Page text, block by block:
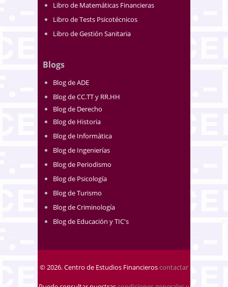
Libro de Matemáticas Financieras
Libro de Tests Psicotécnicos
Libro de Gestión Sanitaria
Blogs
Blog de ADE
Blog de CC.TT y RR.HH
Blog de Derecho
Blog de Historia
Blog de Informática
Blog de Ingenierías
Blog de Periodismo
Blog de Psicología
Blog de Turismo
Blog de Criminología
Blog de Educación y TIC's
© 2026. Centro de Estudios Financieroscontactar